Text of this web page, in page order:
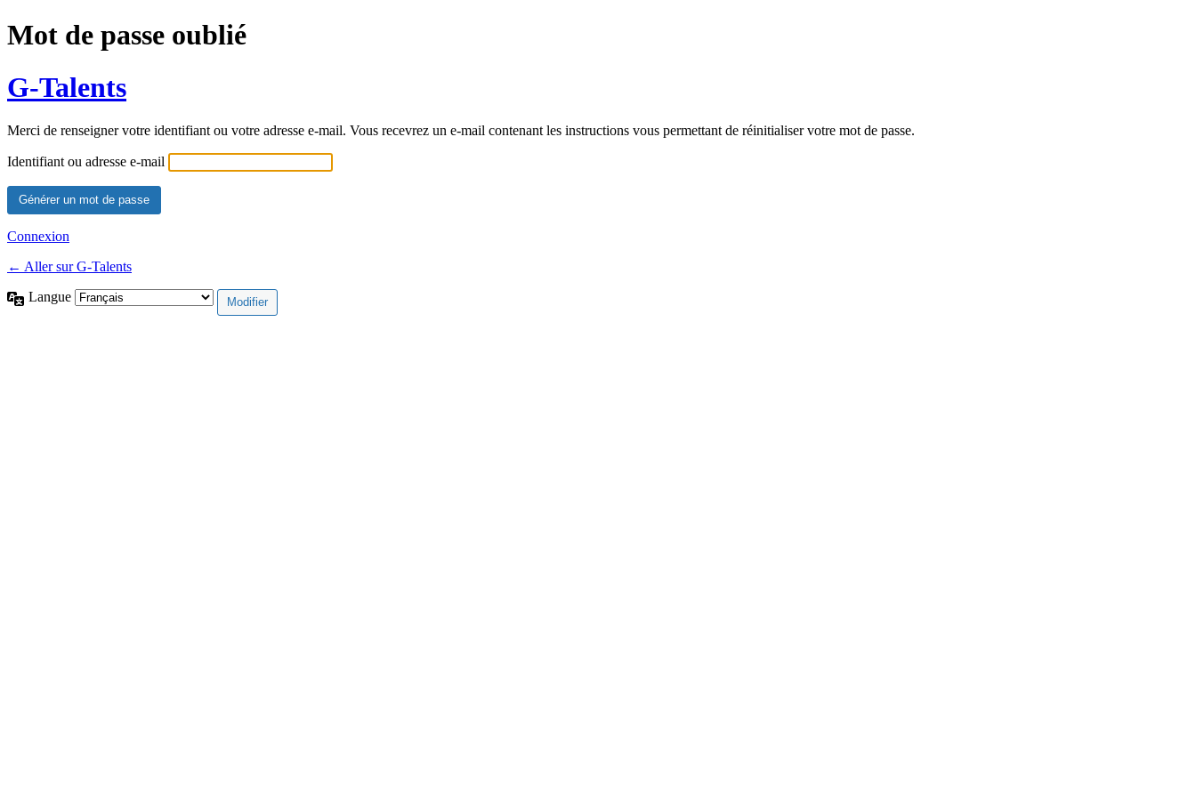
Mot de passe oublié
G-Talents
Merci de renseigner votre identifiant ou votre adresse e-mail. Vous recevrez un e-mail contenant les instructions vous permettant de réinitialiser votre mot de passe.
Identifiant ou adresse e-mail
Connexion
← Aller sur G-Talents
Langue